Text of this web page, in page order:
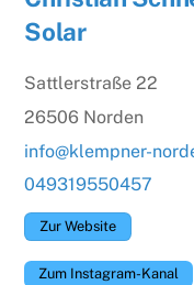
Solar
Sattlerstraße 22
26506 Norden
info@klempner-
049319550457
Zur Website
Zum Instagram-Kanal